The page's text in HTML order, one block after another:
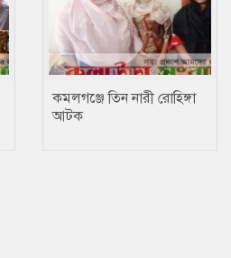
কমলগঞ্জে তিন নারী রোহিঙ্গা
আটক